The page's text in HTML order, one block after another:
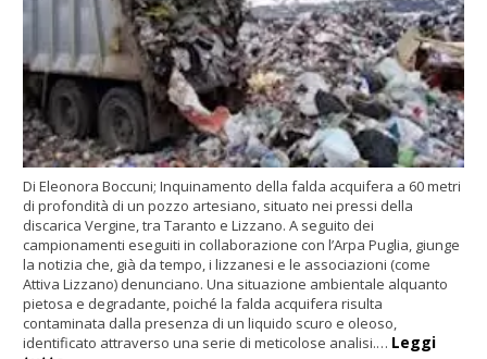
Di Eleonora Boccuni; Inquinamento della falda acquifera a 60 metri
di profondità di un pozzo artesiano, situato nei pressi della
discarica Vergine, tra Taranto e Lizzano. A seguito dei
campionamenti eseguiti in collaborazione con l’Arpa Puglia, giunge
la notizia che, già da tempo, i lizzanesi e le associazioni (come
Attiva Lizzano) denunciano. Una situazione ambientale alquanto
pietosa e degradante, poiché la falda acquifera risulta
contaminata dalla presenza di un liquido scuro e oleoso,
identificato attraverso una serie di meticolose analisi.… Leggi